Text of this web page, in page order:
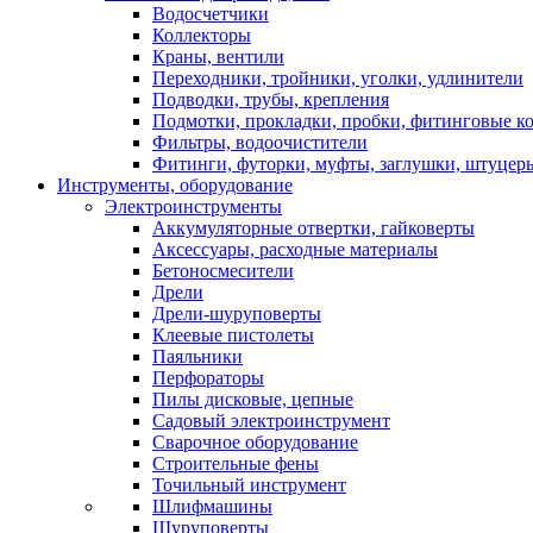
Водосчетчики
Коллекторы
Краны, вентили
Переходники, тройники, уголки, удлинители
Подводки, трубы, крепления
Подмотки, прокладки, пробки, фитинговые
Фильтры, водоочистители
Фитинги, футорки, муфты, заглушки,
Инструменты, оборудование
Электроинструменты
Аккумуляторные отвертки, гайковерты
Аксессуары, расходные материалы
Бетоносмесители
Дрели
Дрели-шуруповерты
Клеевые пистолеты
Паяльники
Перфораторы
Пилы дисковые, цепные
Садовый электроинструмент
Сварочное оборудование
Строительные фены
Точильный инструмент
Шлифмашины
Шуруповерты